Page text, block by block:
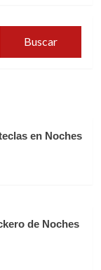
en Noches
de Noches